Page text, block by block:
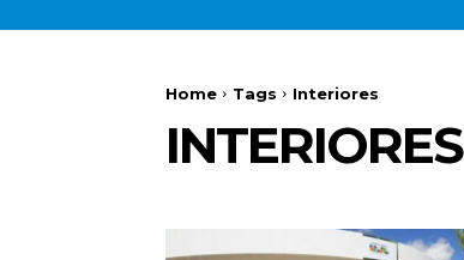
Home Tags Interiores
INTERIORES